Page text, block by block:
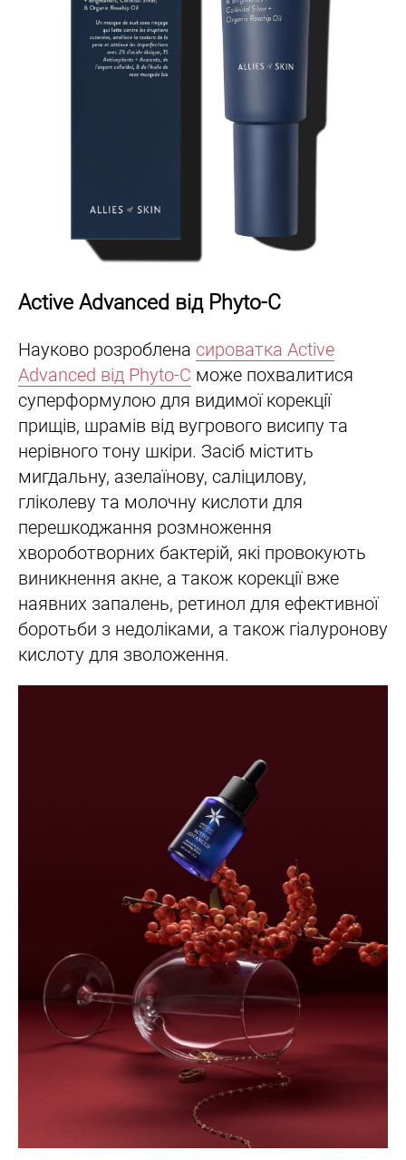
Active Advanced від Phyto-C
Науково розроблена сироватка Active
Advanced від Phyto-C може похвалитися
суперформулою для видимої корекції
прищів, шрамів від вугрового висипу та
нерівного тону шкіри. Засіб містить
мигдальну, азелаїнову, саліцилову,
гліколеву та молочну кислоти для
перешкоджання розмноження
хвороботворних бактерій, які провокують
виникнення акне, а також корекції вже
наявних запалень, ретинол для ефективної
боротьби з недоліками, а також гіалуронову
кислоту для зволоження.